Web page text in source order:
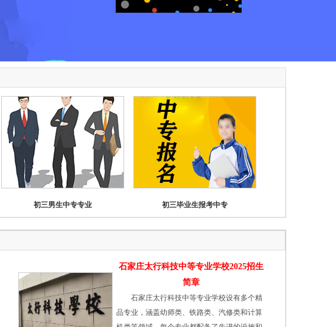
初三男生中专专业 初三毕业生报考中专
石家庄太行科技中等专业学校2025招生
简章
石家庄太行科技中等专业学校设有多个精
品专业，涵盖幼师类、铁路类、汽修类和计算